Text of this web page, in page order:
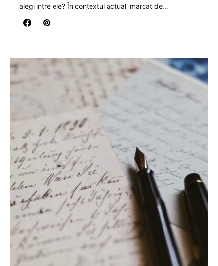
alegi intre ele? În contextul actual, marcat de…